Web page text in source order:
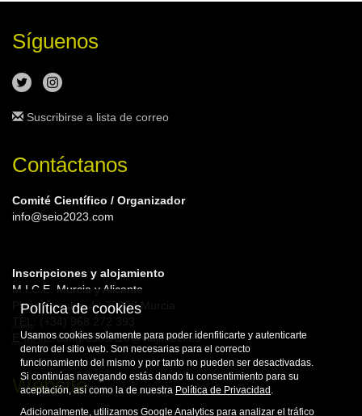
Síguenos
Suscribirse a lista de correo
Contáctanos
Comité Científico / Organizador
info@seio2023.com
Inscripciones y alojamiento
M.I.C.E. Murcia y Alicante
Plaza Circular, 4 | 30008 Murcia
E-MAIL: congresosA10@viajeseci.es
Website
Política de cookies
Usamos cookies solamente para poder idenfiticarte y autenticarte
dentro del sitio web. Son necesarias para el correcto
funcionamiento del mismo y por tanto no pueden ser desactivadas.
Si continúas navegando estás dando tu consentimiento para su
aceptación, así como la de nuestra Política de Privacidad .
Adicionalmente, utilizamos Google Analytics para analizar el tráfico